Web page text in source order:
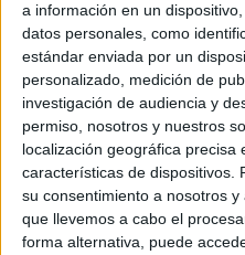
a información en un
datos personales, como
estándar enviada por un
personalizado, medición de
investigación de audiencia y
permiso, nosotros y nuestros
localización geográfica precisa
características de dispositivos.
su consentimiento a nosotros
que llevemos a cabo el
forma alternativa, puede